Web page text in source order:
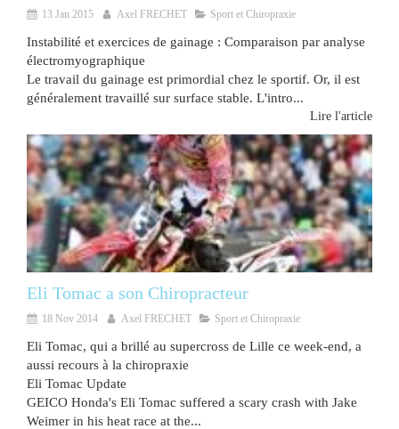
13 Jan 2015 Axel FRECHET Sport et Chiropraxie
Instabilité et exercices de gainage : Comparaison par analyse
électromyographique
Le travail du gainage est primordial chez le sportif. Or, il est
généralement travaillé sur surface stable. L'intro...
Lire l'article
Eli Tomac a son Chiropracteur
18 Nov 2014 Axel FRECHET Sport et Chiropraxie
Eli Tomac, qui a brillé au supercross de Lille ce week-end, a
aussi recours à la chiropraxie
Eli Tomac Update
GEICO Honda's Eli Tomac suffered a scary crash with Jake
Weimer in his heat race at the...